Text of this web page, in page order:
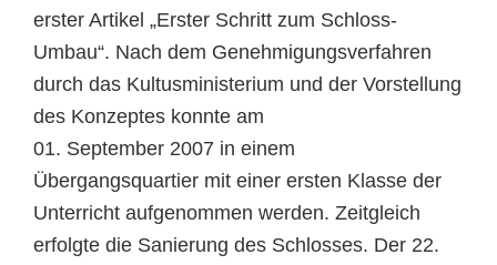
erster Artikel „Erster Schritt zum Schloss-
Umbau“. Nach dem Genehmigungsverfahren
durch das Kultusministerium und der Vorstellung
des Konzeptes konnte am
01. September 2007 in einem
Übergangsquartier mit einer ersten Klasse der
Unterricht aufgenommen werden. Zeitgleich
erfolgte die Sanierung des Schlosses. Der 22.